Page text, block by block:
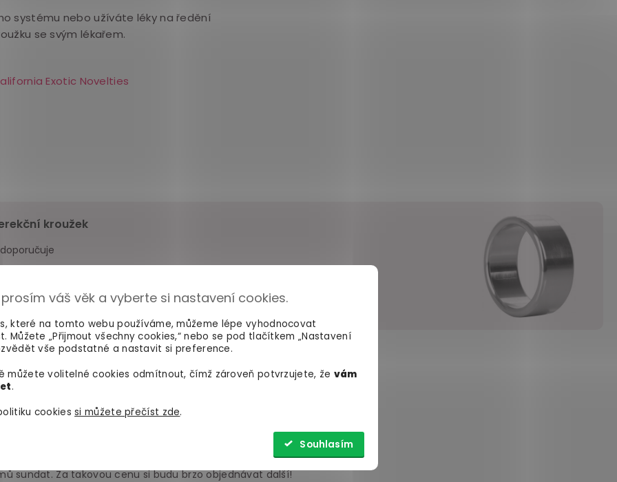
váš věk a vyberte si nastavení cookies.
které na tomto webu používáme, můžeme lépe vyhodnocovat
Můžete „Přijmout všechny cookies,“ nebo se pod tlačítkem „Nastavení
vše podstatné a nastavit si preference.
můžete volitelné cookies odmítnout, čímž zároveň potvrzujete, že vám
.
cookiessi můžete přečíst zde.
Souhlasím
systému nebo užíváte léky na ředění
se svým lékařem.
Exotic Novelties
kroužek
mohou pouze zákazníci, kteří si tentoprodukt opravdu zakoupili
Negativní (5)
něco překvapí tak moc jako tohle. A dokonce jsem ani netušil, že to má
velice potěšen, když jsem to začal používat. Nasadil jsem ho v
erekce jsem cítil, že jsem tvrdší a pevnější než kdy dřív a k
tu ránu jsem si připadal jak Superman. Je velice hladký na okrajích, takže
nebolí. Vlastně ho pořádně ani necítíte.
sundat. Za takovou cenu si budu brzo objednávat další!